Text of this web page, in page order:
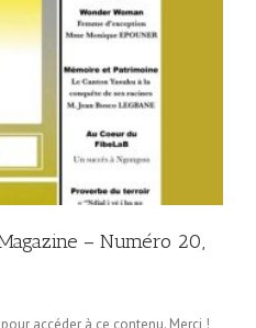
– Numéro 20,